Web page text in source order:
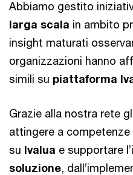
Abbiamo gestito
larga scala in ambito
insight maturati
organizzazioni hanno
simili su piattaforma
Grazie alla nostra rete
attingere a
su Ivalua e supportare
soluzione,